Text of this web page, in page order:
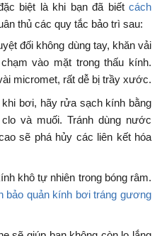
biệt là khi bạn đã biết cách
thủ các quy tắc bảo trì sau:
đối không dùng tay, khăn vải
vào mặt trong thấu kính.
micromet, rất dễ bị trầy xước.
khi bơi, hãy rửa sạch kính bằng
và muối. Tránh dùng nước
sẽ phá hủy các liên kết hóa
khô tự nhiên trong bóng râm.
bảo quản kính bơi tráng gương